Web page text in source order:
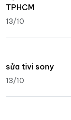
TPHCM
13/10
sửa tivi sony
13/10